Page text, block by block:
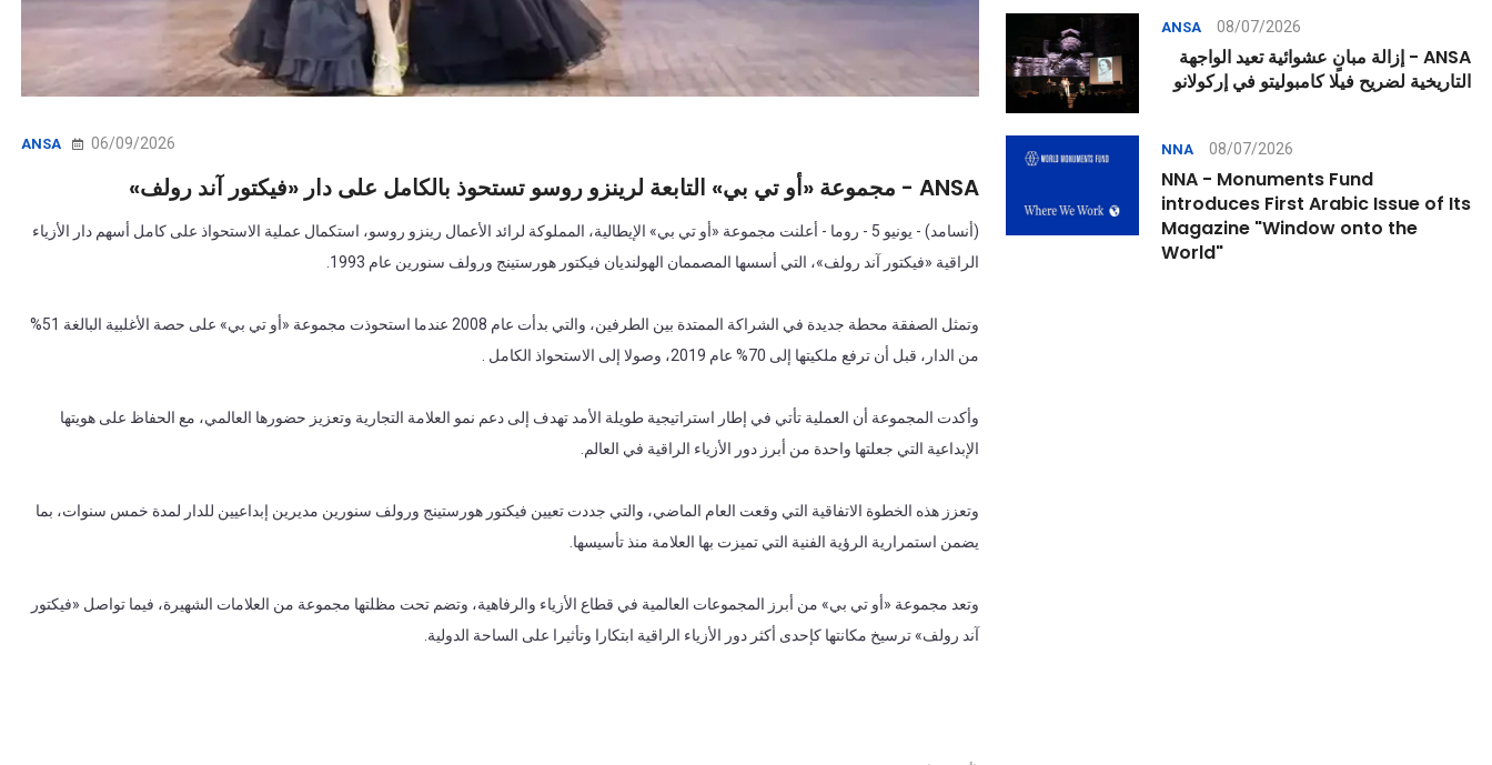
ANSA 06/09/2026
ANSA - مجموعة «أو تي بي» التابعة لرينزو روسو تستحوذ بالكامل على دار «فيكتور آند رولف»
(أنسامد) - يونيو 5 - روما - أعلنت مجموعة «أو تي بي» الإيطالية، المملوكة لرائد الأعمال رينزو روسو، استكمال عملية الاستحواذ على كامل أسهم دار الأزياء
الراقية «فيكتور آند رولف»، التي أسسها المصممان الهولنديان فيكتور هورستينج ورولف سنورين عام 1993.
وتمثل الصفقة محطة جديدة في الشراكة الممتدة بين الطرفين، والتي بدأت عام 2008 عندما استحوذت مجموعة «أو تي بي» على حصة الأغلبية البالغة 51%
من الدار، قبل أن ترفع ملكيتها إلى 70% عام 2019، وصولا إلى الاستحواذ الكامل .
وأكدت المجموعة أن العملية تأتي في إطار استراتيجية طويلة الأمد تهدف إلى دعم نمو العلامة التجارية وتعزيز حضورها العالمي، مع الحفاظ على هويتها
الإبداعية التي جعلتها واحدة من أبرز دور الأزياء الراقية في العالم.
وتعزز هذه الخطوة الاتفاقية التي وقعت العام الماضي، والتي جددت تعيين فيكتور هورستينج ورولف سنورين مديرين إبداعيين للدار لمدة خمس سنوات، بما
يضمن استمرارية الرؤية الفنية التي تميزت بها العلامة منذ تأسيسها.
وتعد مجموعة «أو تي بي» من أبرز المجموعات العالمية في قطاع الأزياء والرفاهية، وتضم تحت مظلتها مجموعة من العلامات الشهيرة، فيما تواصل «فيكتور
آند رولف» ترسيخ مكانتها كإحدى أكثر دور الأزياء الراقية ابتكارا وتأثيرا على الساحة الدولية.
ANSA 08/07/2026
ANSA - إزالة مبانٍ عشوائية تعيد الواجهة
التاريخية لضريح فيلا كامبوليتو في إركولانو
NNA 08/07/2026
NNA - Monuments Fund
introduces First Arabic Issue of Its
Magazine "Window onto the
World"